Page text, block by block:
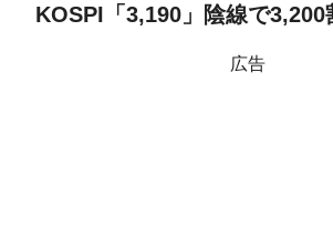
KOSPI「3,190」陰線で3,200
広告